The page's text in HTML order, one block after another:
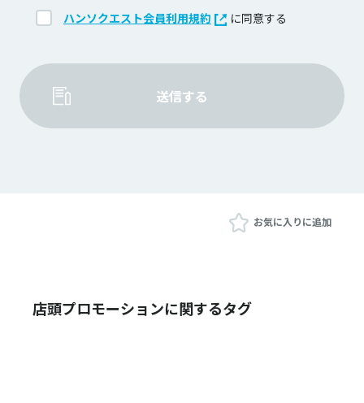
ハンソクエスト会員利用規約 に同意する
送信する
お気に入りに追加
店頭プロモーションに関するタグ